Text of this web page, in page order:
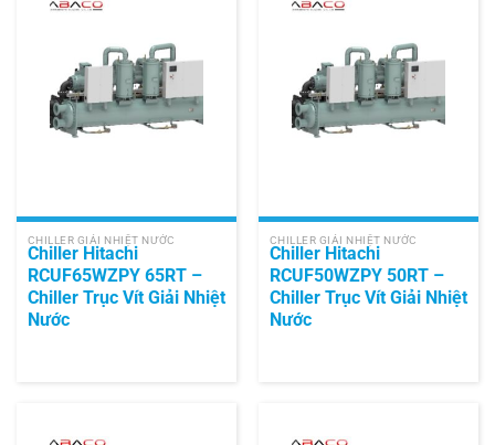
CHILLER GIẢI NHIỆT NƯỚC
Chiller Hitachi
RCUF65WZPY 65RT –
Chiller Trục Vít Giải Nhiệt
Nước
CHILLER GIẢI NHIỆT NƯỚC
Chiller Hitachi
RCUF50WZPY 50RT –
Chiller Trục Vít Giải Nhiệt
Nước